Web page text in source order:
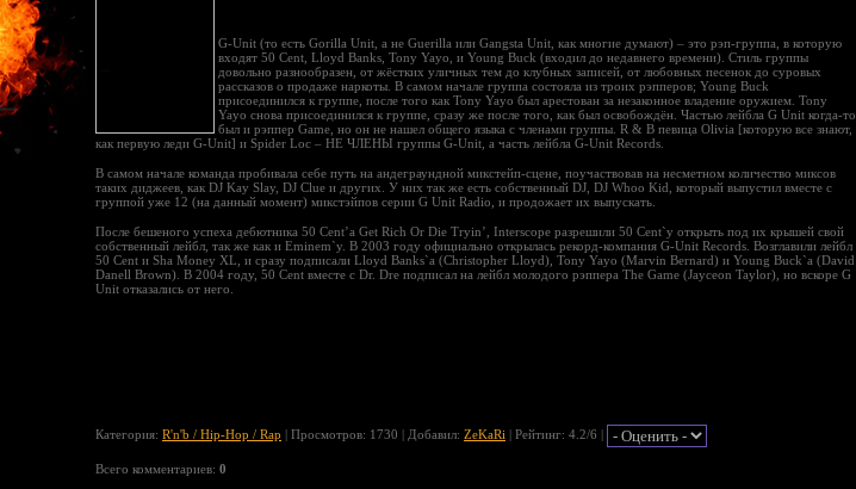
G-Unit (то есть Gorilla Unit, а не Guerilla или Gangsta Unit, как многие думают) – это рэп-группа, в которую
входят 50 Cent, Lloyd Banks, Tony Yayo, и Young Buck (входил до недавнего времени). Стиль группы
довольно разнообразен, от жёстких уличных тем до клубных записей, от любовных песенок до суровых
рассказов о продаже наркоты. В самом начале группа состояла из троих рэпперов; Young Buck
присоединился к группе, после того как Tony Yayo был арестован за незаконное владение оружием. Tony
Yayo снова присоединился к группе, сразу же после того, как был освобождён. Частью лейбла G Unit когда-то
был и рэппер Game, но он не нашел общего языка с членами группы. R & B певица Olivia [которую все знают,
как первую леди G-Unit] и Spider Loc – НЕ ЧЛЕНЫ группы G-Unit, а часть лейбла G-Unit Records.
В самом начале команда пробивала себе путь на андеграундной микстейп-сцене, поучаствовав на несметном количество миксов
таких диджеев, как DJ Kay Slay, DJ Clue и других. У них так же есть собственный DJ, DJ Whoo Kid, который выпустил вместе с
группой уже 12 (на данный момент) микстэйпов серии G Unit Radio, и продожает их выпускать.
После бешеного успеха дебютника 50 Cent’а Get Rich Or Die Tryin’, Interscope разрешили 50 Cent`у открыть под их крышей свой
собственный лейбл, так же как и Eminem`у. В 2003 году официально открылась рекорд-компания G-Unit Records. Возглавили лейбл
50 Cent и Sha Money XL, и сразу подписали Lloyd Banks`а (Christopher Lloyd), Tony Yayo (Marvin Bernard) и Young Buck`а (David
Danell Brown). В 2004 году, 50 Cent вместе с Dr. Dre подписал на лейбл молодого рэппера The Game (Jayceon Taylor), но вскоре G
Unit отказались от него.
Категория: R'n'b / Hip-Hop / Rap | Просмотров: 1730 | Добавил: ZeKaRi | Рейтинг: 4.2/6 |
Всего комментариев: 0